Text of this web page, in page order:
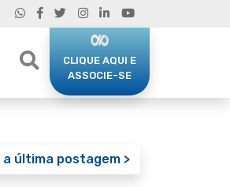
CLIQUE AQUI E
ASSOCIE-SE
a última postagem >